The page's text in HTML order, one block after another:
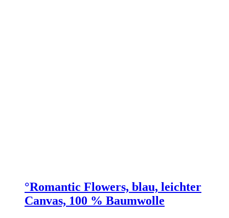
°Romantic Flowers, blau, leichter
Canvas, 100 % Baumwolle